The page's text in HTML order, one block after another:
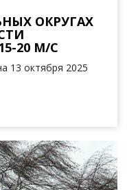
ОКРУГАХ
20 М/С
13 октября 2025